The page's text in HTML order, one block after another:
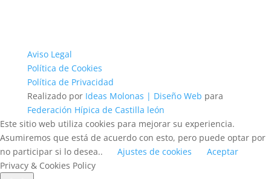
Aviso Legal
Política de Cookies
Política de Privacidad
Realizado por Ideas Molonas | Diseño Web para
Federación Hípica de Castilla león
Este sitio web utiliza cookies para mejorar su experiencia.
Asumiremos que está de acuerdo con esto, pero puede optar por
no participar si lo desea..
Ajustes de cookies
Aceptar
Privacy & Cookies Policy